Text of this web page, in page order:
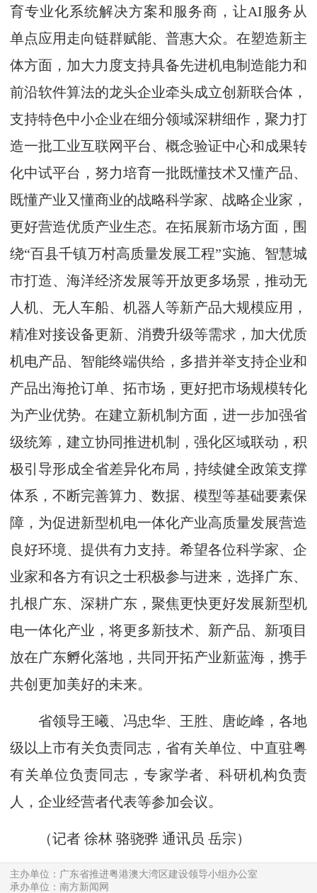
育专业化系统解决方案和服务商，让AI服务从
单点应用走向链群赋能、普惠大众。在塑造新主
体方面，加大力度支持具备先进机电制造能力和
前沿软件算法的龙头企业牵头成立创新联合体，
支持特色中小企业在细分领域深耕细作，聚力打
造一批工业互联网平台、概念验证中心和成果转
化中试平台，努力培育一批既懂技术又懂产品、
既懂产业又懂商业的战略科学家、战略企业家，
更好营造优质产业生态。在拓展新市场方面，围
绕“百县千镇万村高质量发展工程”实施、智慧城
市打造、海洋经济发展等开放更多场景，推动无
人机、无人车船、机器人等新产品大规模应用，
精准对接设备更新、消费升级等需求，加大优质
机电产品、智能终端供给，多措并举支持企业和
产品出海抢订单、拓市场，更好把市场规模转化
为产业优势。在建立新机制方面，进一步加强省
级统筹，建立协同推进机制，强化区域联动，积
极引导形成全省差异化布局，持续健全政策支撑
体系，不断完善算力、数据、模型等基础要素保
障，为促进新型机电一体化产业高质量发展营造
良好环境、提供有力支持。希望各位科学家、企
业家和各方有识之士积极参与进来，选择广东、
扎根广东、深耕广东，聚焦更快更好发展新型机
电一体化产业，将更多新技术、新产品、新项目
放在广东孵化落地，共同开拓产业新蓝海，携手
共创更加美好的未来。
省领导王曦、冯忠华、王胜、唐屹峰，各地
级以上市有关负责同志，省有关单位、中直驻粤
有关单位负责同志，专家学者、科研机构负责
人，企业经营者代表等参加会议。
（记者 徐林 骆骁骅 通讯员 岳宗）
主办单位：广东省推进粤港澳大湾区建设领导小组办公室
承办单位：南方新闻网